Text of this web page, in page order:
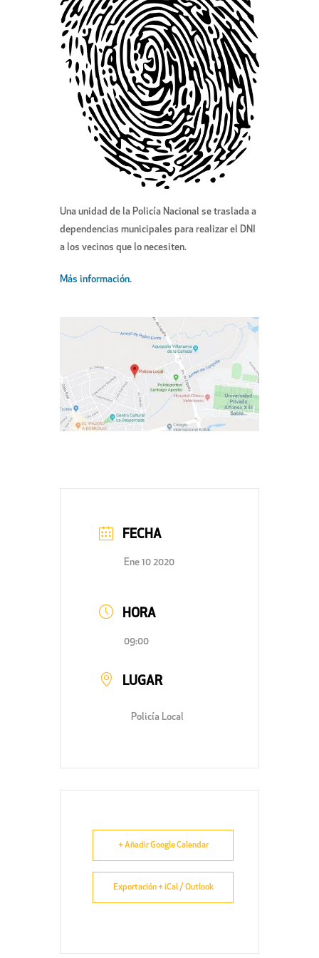
Una unidad de la Policía Nacional se traslada a
dependencias municipales para realizar el DNI
a los vecinos que lo necesiten.
Más información.
FECHA
Ene 10 2020
HORA
09:00
LUGAR
Policía Local
+ Añadir Google Calendar
Exportación + iCal / Outlook